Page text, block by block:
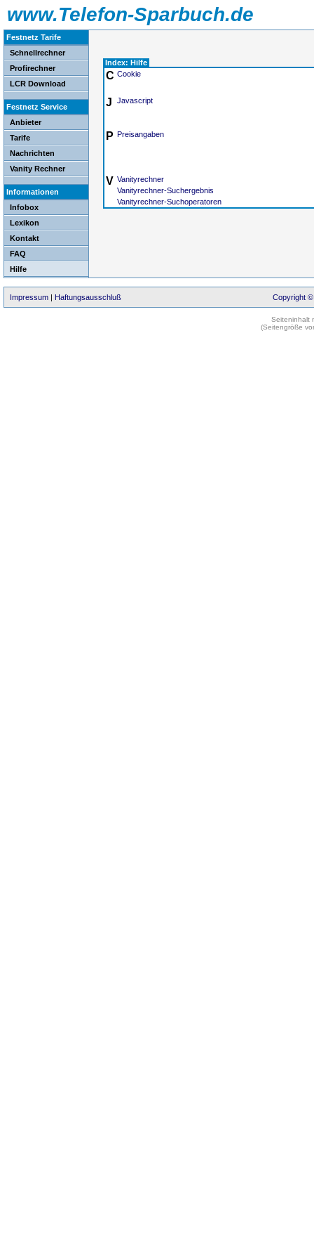
www.Telefon-Sparbuch.de
Festnetz Tarife
Schnellrechner
Profirechner
LCR Download
Festnetz Service
Anbieter
Tarife
Nachrichten
Vanity Rechner
Informationen
Infobox
Lexikon
Kontakt
FAQ
Hilfe
Index: Hilfe
C Cookie
J Javascript
P Preisangaben
V Vanityrechner
Vanityrechner-Suchergebnis
Vanityrechner-Suchoperatoren
Impressum | Haftungsausschluß Copyright ©
Seiteninhalt
(Seitengröße